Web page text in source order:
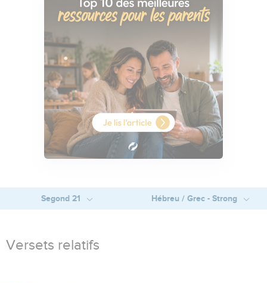
Segond 21 Hébreu / Grec - Strong
Versets relatifs